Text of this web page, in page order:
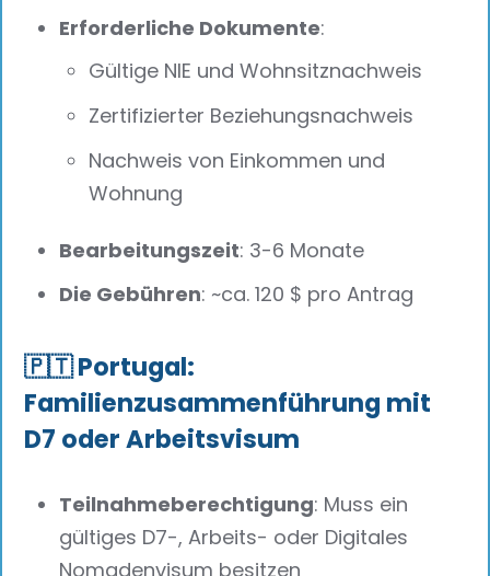
Erforderliche Dokumente:
Gültige NIE und Wohnsitznachweis
Zertifizierter Beziehungsnachweis
Nachweis von Einkommen und
Wohnung
Bearbeitungszeit: 3-6 Monate
Die Gebühren: ~ca. 120 $ pro Antrag
🇵🇹 Portugal:
Familienzusammenführung mit
D7 oder Arbeitsvisum
Teilnahmeberechtigung: Muss ein
gültiges D7-, Arbeits- oder Digitales
Nomadenvisum besitzen